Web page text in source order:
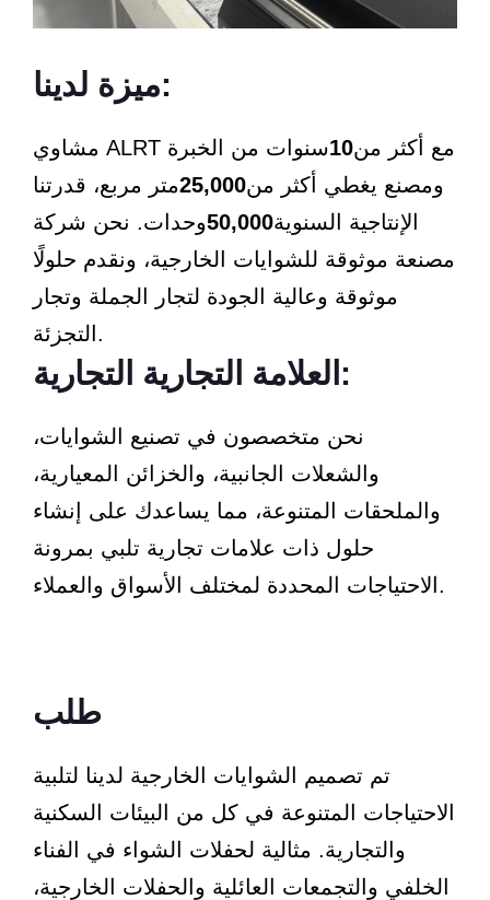
ميزة لدينا:
مشاوي ALRT مع أكثر من10سنوات من الخبرة
ومصنع يغطي أكثر من25,000متر مربع، قدرتنا
الإنتاجية السنوية50,000وحدات. نحن شركة
مصنعة موثوقة للشوايات الخارجية، ونقدم حلولًا
موثوقة وعالية الجودة لتجار الجملة وتجار
التجزئة.
العلامة التجارية التجارية:
نحن متخصصون في تصنيع الشوايات،
والشعلات الجانبية، والخزائن المعيارية،
والملحقات المتنوعة، مما يساعدك على إنشاء
حلول ذات علامات تجارية تلبي بمرونة
الاحتياجات المحددة لمختلف الأسواق والعملاء.
طلب
تم تصميم الشوايات الخارجية لدينا لتلبية
الاحتياجات المتنوعة في كل من البيئات السكنية
والتجارية. مثالية لحفلات الشواء في الفناء
الخلفي والتجمعات العائلية والحفلات الخارجية،